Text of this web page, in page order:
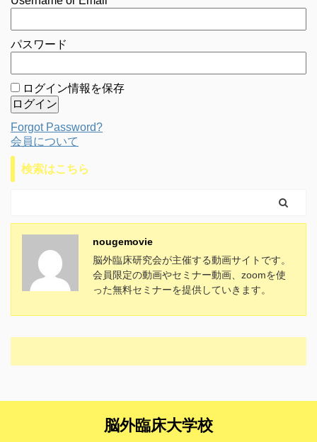
パスワード
ログイン情報を保存
Forgot Password?
会員について
検索はこちら
nougemovie
脳外臨床研究会が主催する動画サイトです。
会員限定の動画やセミナー動画、zoomを使
った無料セミナーを提供していきます。
脳外臨床大学校